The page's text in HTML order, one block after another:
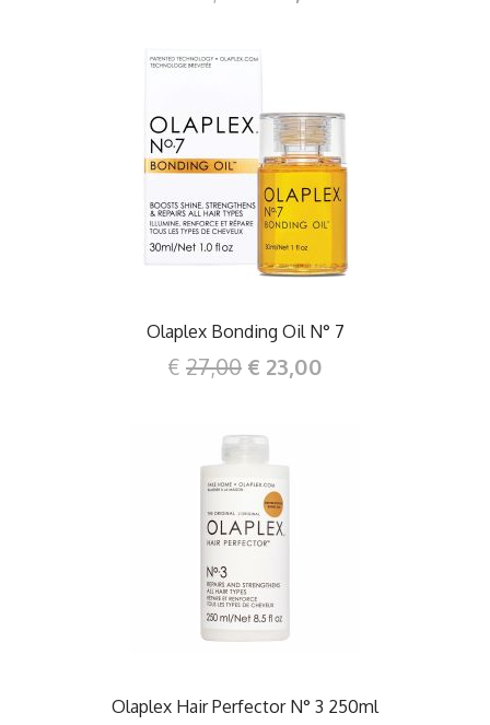
DETTAGLI
Olaplex Bonding Oil N° 7
€ 27,00 € 23,00
DETTAGLI
Olaplex Hair Perfector N° 3 250ml